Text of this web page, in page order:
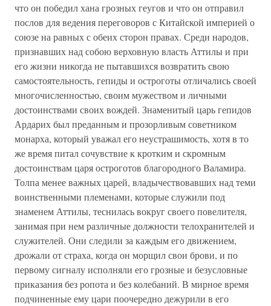
что он победил хана грозных геугов и что он отправил
послов для ведения переговоров с Китайской империей о
союзе на равных с обеих сторон правах. Среди народов,
признавших над собою верховную власть Аттилы и при
его жизни никогда не пытавшихся возвратить свою
самостоятельность, гепиды и остроготы отличались своей
многочисленностью, своим мужеством и личными
достоинствами своих вождей. Знаменитый царь гепидов
Ардарих был преданным и прозорливым советником
монарха, который уважал его неустрашимость, хотя в то
же время питал сочувствие к кротким и скромным
достоинствам царя остроготов благородного Валамира.
Толпа менее важных царей, владычествовавших над теми
воинственными племенами, которые служили под
знаменем Аттилы, теснилась вокруг своего повелителя,
занимая при нем различные должности телохранителей и
служителей. Они следили за каждым его движением,
дрожали от страха, когда он морщил свои брови, и по
первому сигналу исполняли его грозные и безусловные
приказания без ропота и без колебаний. В мирное время
подчиненные ему цари поочередно дежурили в его